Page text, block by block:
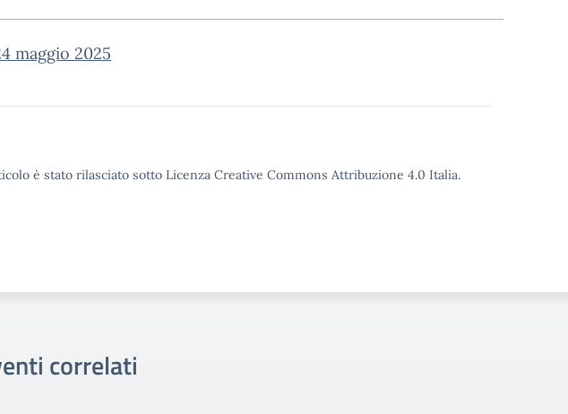
maggio 2025
è stato rilasciato sotto Licenza Creative Commons Attribuzione 4.0 Italia.
correlati